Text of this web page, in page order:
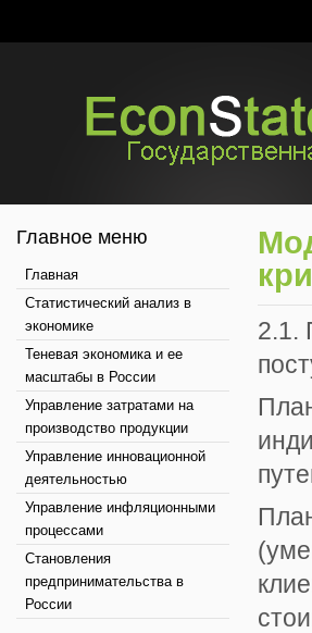
Главное меню
Главная
Статистический анализ в
экономике
Теневая экономика и ее
масштабы в России
Управление затратами на
производство продукции
Управление инновационной
деятельностью
Управление инфляционными
процессами
Становления
предпринимательства в
России
2.1.